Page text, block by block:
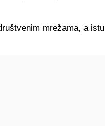
mrežama, a istu